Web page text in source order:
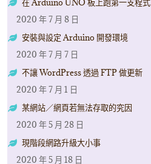
在 Arduino UNO 板上跑第一支程式
2020 年 7 月 8 日
安裝與設定 Arduino 開發環境
2020 年 7 月 7 日
不讓 WordPress 透過 FTP 做更新
2020 年 7 月 1 日
某網站／網頁若無法存取的究因
2020 年 5 月 28 日
現階段網路升級大小事
2020 年 5 月 18 日